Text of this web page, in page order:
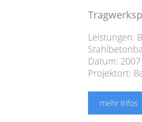
Leistungen:
Datum: 2007
Projektort:
mehr Infos